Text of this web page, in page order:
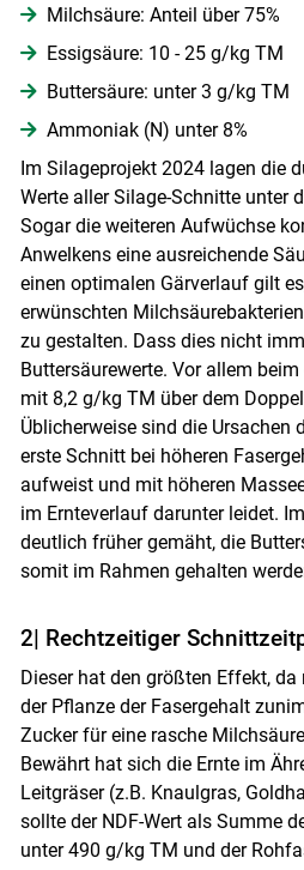
Skip to main
Milchsäure: Anteil über 75%
Essigsäure: 10 - 25 g/​kg TM
Buttersäure: unter 3 g/​kg TM
Ammoniak (N) unter 8%
Im Silageprojekt 2024 lagen die
Werte aller Silage-Schnitte unter
Sogar die weiteren Aufwüchse
Anwelkens eine ausreichende
einen optimalen Gärverlauf gilt
erwünschten
zu gestalten. Dass dies nicht
Buttersäurewerte. Vor allem
mit 8,2 g/​kg TM über dem
Üblicherweise sind die Ursachen
erste Schnitt bei höheren
aufweist und mit höheren
im Ernteverlauf darunter leidet.
deutlich früher gemäht, die
somit im Rahmen gehalten
2| Rechtzeitiger
Dieser hat den größten Effekt,
der Pflanze der Fasergehalt
Zucker für eine rasche
Bewährt hat sich die Ernte im
Leitgräser (z.B. Knaulgras,
sollte der NDF-Wert als Summe
unter 490 g/​kg TM und der